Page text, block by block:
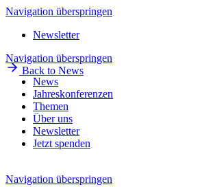
Navigation überspringen
Newsletter
Navigation überspringen
News
Jahreskonferenzen
Themen
Über uns
Newsletter
Jetzt spenden
Navigation überspringen
Back to News